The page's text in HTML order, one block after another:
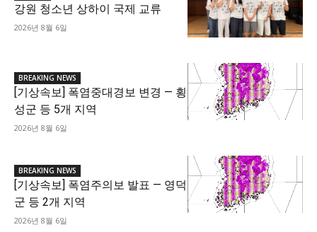
강원 청소년 상하이 국제 교류
2026년 8월 6일
BREAKING NEWS
[기상속보] 폭염중대경보 변경 — 횡
성군 등 5개 지역
2026년 8월 6일
BREAKING NEWS
[기상속보] 폭염주의보 발표 — 영덕
군 등 2개 지역
2026년 8월 6일